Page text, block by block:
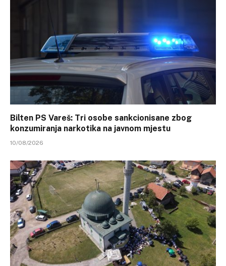
Bilten PS Vareš: Tri osobe sankcionisane zbog
konzumiranja narkotika na javnom mjestu
10/08/2026